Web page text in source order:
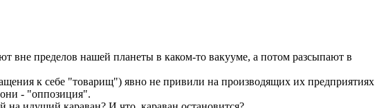
вне пределов нашей планеты в каком-то вакууме, а потом разсыпают в
к себе "товарищ") явно не привили на производящих их предприятиях
- "оппозиция".